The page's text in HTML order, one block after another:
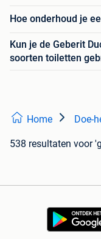
Hoe onderhoud je
Kun je de Geberit
soorten toiletten
Home Doe-
538 resultaten voor